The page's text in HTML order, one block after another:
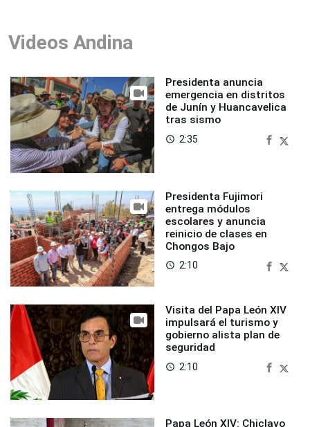
Videos Andina
Presidenta anuncia
emergencia en distritos
de Junín y Huancavelica
tras sismo
access_time 2:35
Presidenta Fujimori
entrega módulos
escolares y anuncia
reinicio de clases en
Chongos Bajo
access_time 2:10
Visita del Papa León XIV
impulsará el turismo y
gobierno alista plan de
seguridad
access_time 2:10
Papa León XIV: Chiclayo